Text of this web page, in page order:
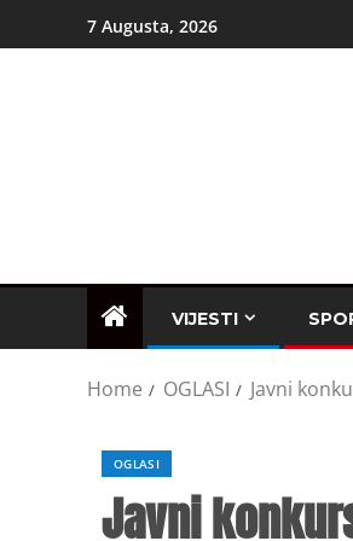
7 Augusta, 2026
VIJESTI
Home OGLASI Javni
OGLASI
Javni